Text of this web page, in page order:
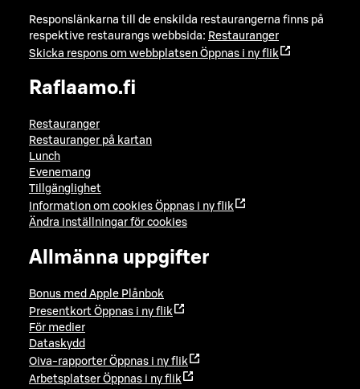
Responslänkarna till de enskilda restaurangerna finns på
respektive restaurangs webbsida: Restauranger
Skicka respons om webbplatsen Öppnas i ny flik
Raflaamo.fi
Restauranger
Restauranger på kartan
Lunch
Evenemang
Tillgänglighet
Information om cookies Öppnas i ny flik
Ändra inställningar för cookies
Allmänna uppgifter
Bonus med Apple Plånbok
Presentkort Öppnas i ny flik
För medier
Dataskydd
Oiva-rapporter Öppnas i ny flik
Arbetsplatser Öppnas i ny flik